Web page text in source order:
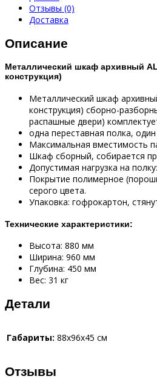
Отзывы (0)
Доставка
Описание
Металлический шкаф архивный
конструкция)
Металлический шкаф
конструкция) сборно-
распашные двери)
одна переставная полка,
Максимальная вместимость
Шкаф сборный, собирается
Допустимая нагрузка на
Покрытие полимерное
серого цвета.
Упаковка: гофрокартон,
Технические характеристики:
Высота: 880 мм
Ширина: 960 мм
Глубина: 450 мм
Вес: 31 кг
Детали
Габариты: 88x96x45 см
Отзывы